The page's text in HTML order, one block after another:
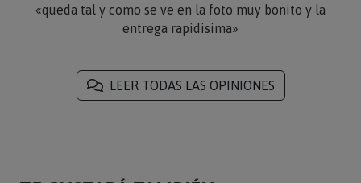
«queda tal y como se ve en la foto muy bonito y la
entrega rapidisima»
LEER TODAS LAS OPINIONES